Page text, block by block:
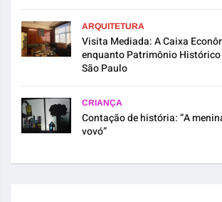
ARQUITETURA
Visita Mediada: A Caixa
enquanto Patrimônio Histórico
São Paulo
CRIANÇA
Contação de história: “A
vovó”